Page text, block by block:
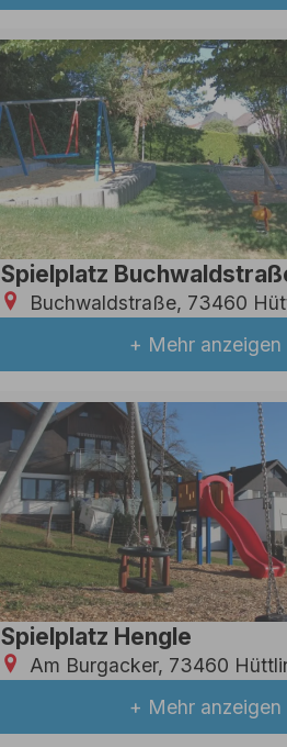
Spielplatz
Buchwaldstraße, 73460
+ Mehr anzeigen
Spielplatz Hengle
Am Burgacker, 73460
+ Mehr anzeigen